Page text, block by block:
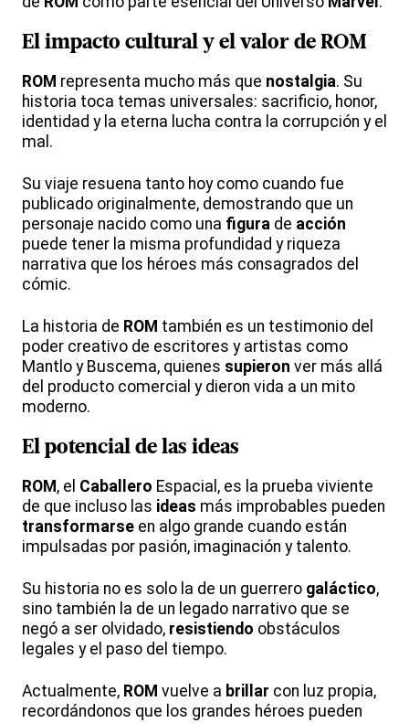
El impacto cultural y el valor de ROM
ROM representa mucho más que nostalgia. Su
historia toca temas universales: sacrificio, honor,
identidad y la eterna lucha contra la corrupción y el
mal.
Su viaje resuena tanto hoy como cuando fue
publicado originalmente, demostrando que un
personaje nacido como una figura de acción
puede tener la misma profundidad y riqueza
narrativa que los héroes más consagrados del
cómic.
La historia de ROM también es un testimonio del
poder creativo de escritores y artistas como
Mantlo y Buscema, quienes supieron ver más allá
del producto comercial y dieron vida a un mito
moderno.
El potencial de las ideas
ROM , el Caballero Espacial, es la prueba viviente
de que incluso las ideas más improbables pueden
transformarse en algo grande cuando están
impulsadas por pasión, imaginación y talento.
Su historia no es solo la de un guerrero galáctico,
sino también la de un legado narrativo que se
negó a ser olvidado, resistiendo obstáculos
legales y el paso del tiempo.
Actualmente, ROM vuelve a brillar con luz propia,
recordándonos que los grandes héroes pueden